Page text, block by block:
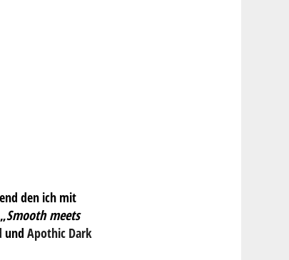
den ich mit
Smooth meets
und Apothic Dark